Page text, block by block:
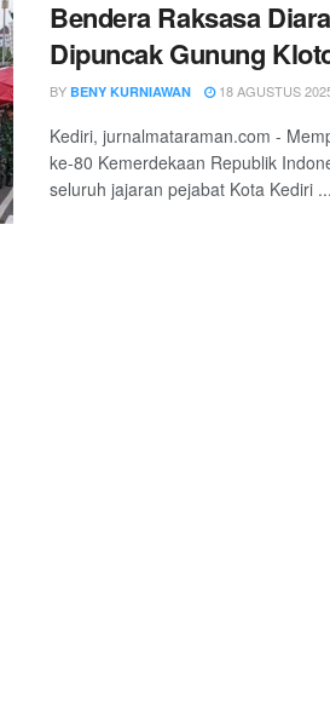
Bendera Raksasa
Dipuncak Gunung
BY BENY KURNIAWAN 18 AGUSTUS
Kediri, jurnalmataraman.com -
ke-80 Kemerdekaan Republik
seluruh jajaran pejabat Kota Kediri ...